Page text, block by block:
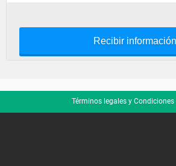
Recibir información
Términos legales y Condiciones